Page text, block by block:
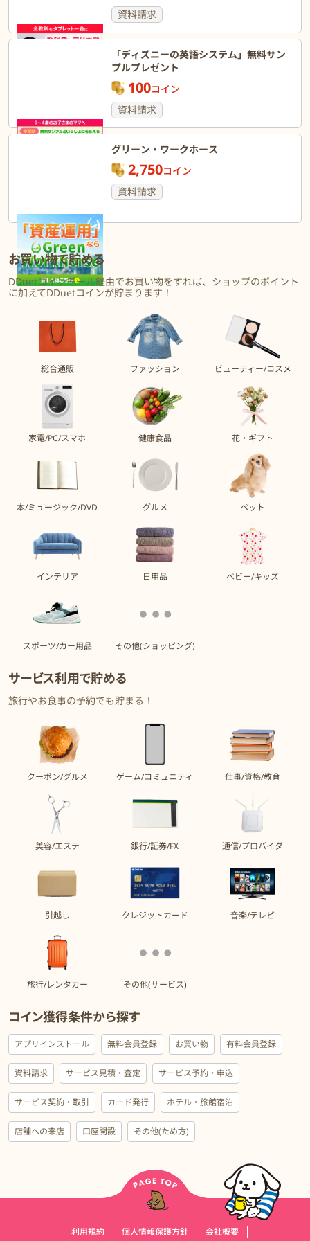
資料請求
「ディズニーの英語システム」無料サン
プルプレゼント
100コイン
資料請求
グリーン・ワークホース
2,750コイン
資料請求
お買い物で貯める
DDuetコインモール経由でお買い物をすれば、ショップのポイント
に加えてDDuetコインが貯まります！
総合通販 ファッション ビューティー/コスメ
家電/PC/スマホ 健康食品 花・ギフト
本/ミュージック/DVD グルメ ペット
インテリア 日用品 ベビー/キッズ
スポーツ/カー用品 その他(ショッピング)
サービス利用で貯める
旅行やお食事の予約でも貯まる！
クーポン/グルメ ゲーム/コミュニティ 仕事/資格/教育
美容/エステ 銀行/証券/FX 通信/プロバイダ
引越し クレジットカード 音楽/テレビ
旅行/レンタカー その他(サービス)
コイン獲得条件から探す
アプリインストール 無料会員登録 お買い物 有料会員登録
資料請求 サービス見積・査定 サービス予約・申込
サービス契約・取引 カード発行 ホテル・旅館宿泊
店舗への来店 口座開設 その他(ため方)
利用規約 個人情報保護方針 会社概要